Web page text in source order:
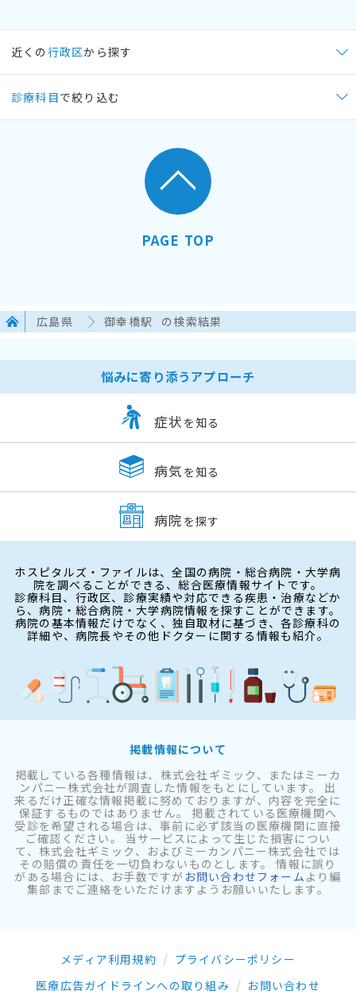
近くの 行政区から探す
診療科目で絞り込む
PAGE TOP
広島県 御幸橋駅 の検索結果
悩みに寄り添うアプローチ
症状 を知る
病気 を知る
病院 を探す
ホスピタルズ・ファイルは、全国の病院・総合病院・大学病
院を調べることができる、総合医療情報サイトです。
診療科目、行政区、診療実績や対応できる疾患・治療などか
ら、病院・総合病院・大学病院情報を探すことができます。
病院の基本情報だけでなく、独自取材に基づき、各診療科の
詳細や、病院長やその他ドクターに関する情報も紹介。
掲載情報について
掲載している各種情報は、株式会社ギミック、またはミーカ
ンパニー株式会社が調査した情報をもとにしています。 出
来るだけ正確な情報掲載に努めておりますが、内容を完全に
保証するものではありません。 掲載されている医療機関へ
受診を希望される場合は、事前に必ず該当の医療機関に直接
ご確認ください。 当サービスによって生じた損害につい
て、株式会社ギミック、およびミーカンパニー株式会社では
その賠償の責任を一切負わないものとします。 情報に誤り
がある場合には、お手数ですが お問い合わせフォーム より編
集部までご連絡をいただけますようお願いいたします。
メディア利用規約
プライバシーポリシー
医療広告ガイドラインへの取り組み
お問い合わせ